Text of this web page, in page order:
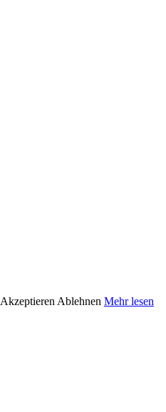
Akzeptieren Ablehnen Mehr lesen